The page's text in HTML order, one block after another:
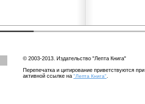
© 2003-2013. Издательство "Лепта Книга"
Перепечатка и цитирование приветствуются при
активной ссылке на "Лепта Книга"